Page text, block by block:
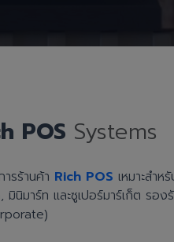
POS Systems
รร้านค้า Rich POS เหมาะสำห
มินิมาร์ท และซูเปอร์มาร์เก็ต รอ